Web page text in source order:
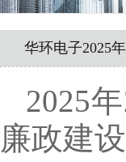
华环电子2025
2025
廉政建